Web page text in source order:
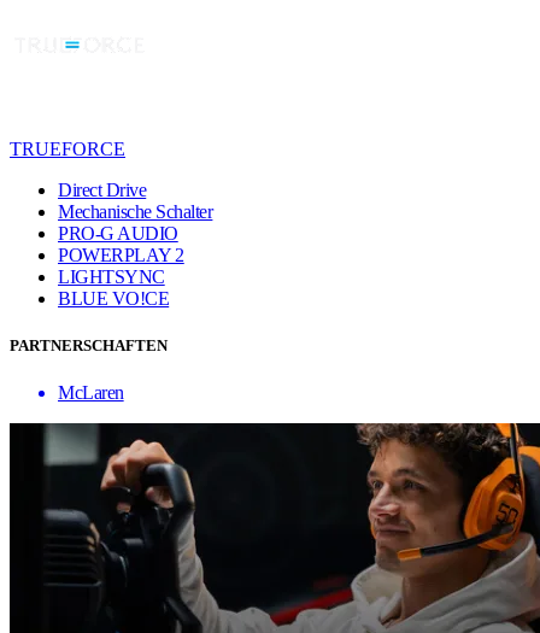
TRUEFORCE
Direct Drive
Mechanische Schalter
PRO-G AUDIO
POWERPLAY 2
LIGHTSYNC
BLUE VO!CE
PARTNERSCHAFTEN
McLaren